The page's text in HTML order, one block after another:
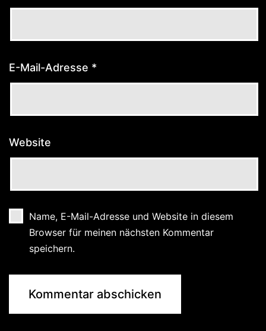
E-Mail-Adresse *
Website
Name, E-Mail-Adresse und Website in diesem
Browser für meinen nächsten Kommentar
speichern.